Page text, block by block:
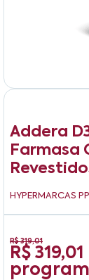
Addera
Farmasa
HYPERMARCAS PP
R$ 319,01
R$ 319,01